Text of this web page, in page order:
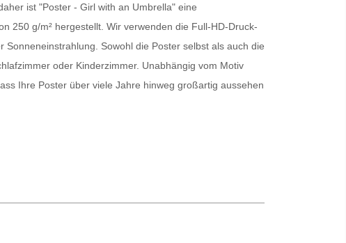
ist "Poster - Girl with an Umbrella" eine
250 g/m² hergestellt. Wir verwenden die Full-HD-Druck-
Sonneneinstrahlung. Sowohl die Poster selbst als auch die
oder Kinderzimmer. Unabhängig vom Motiv
Ihre Poster über viele Jahre hinweg großartig aussehen